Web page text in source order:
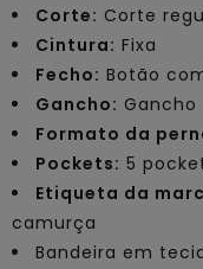
Corte: Corte
Cintura: Fixa
Fecho: Botão
Gancho: Gancho
Formato da
Pockets: 5
Etiqueta da
camurça
Bandeira em